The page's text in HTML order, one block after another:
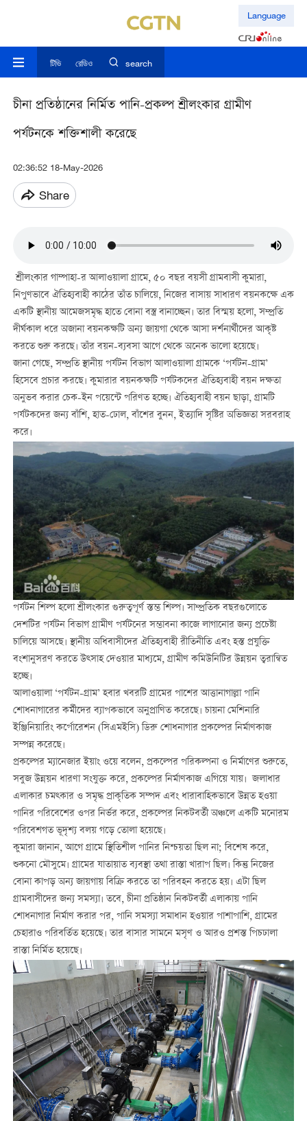
Language
টিভি রেডিও search
চীনা প্রতিষ্ঠানের নির্মিত পানি-প্রকল্প শ্রীলংকার গ্রামীণ
পর্যটনকে শক্তিশালী করেছে
02:36:52 18-May-2026
Share
শ্রীলংকার গাম্পাহা-র আলাওয়ালা গ্রামে, ৫০ বছর বয়সী গ্রামবাসী কুমারা,
নিপুণভাবে ঐতিহ্যবাহী কাঠের তাঁত চালিয়ে, নিজের বাসায় সাধারণ বয়নকক্ষে এক
একটি স্থানীয় আমেজসমৃদ্ধ হাতে বোনা বস্ত্র বানাচ্ছেন। তার বিস্ময় হলো, সম্প্রতি
দীর্ঘকাল ধরে অজানা বয়নকক্ষটি অন্য জায়গা থেকে আসা দর্শনার্থীদের আকৃষ্ট
করতে শুরু করছে। তাঁর বয়ন-ব্যবসা আগে থেকে অনেক ভালো হয়েছে।
জানা গেছে, সম্প্রতি স্থানীয় পর্যটন বিভাগ আলাওয়ালা গ্রামকে ‘পর্যটন-গ্রাম’
হিসেবে প্রচার করছে। কুমারার বয়নকক্ষটি পর্যটকদের ঐতিহ্যবাহী বয়ন দক্ষতা
অনুভব করার চেক-ইন পয়েন্টে পরিণত হচ্ছে। ঐতিহ্যবাহী বয়ন ছাড়া, গ্রামটি
পর্যটকদের জন্য বাঁশি, হাত-ঢোল, বাঁশের বুনন, ইত্যাদি সৃষ্টির অভিজ্ঞতা সরবরাহ
করে।
পর্যটন শিল্প হলো শ্রীলংকার গুরুত্বপূর্ণ স্তম্ভ শিল্প। সাম্প্রতিক বছরগুলোতে
দেশটির পর্যটন বিভাগ গ্রামীণ পর্যটনের সম্ভাবনা কাজে লাগানোর জন্য প্রচেষ্টা
চালিয়ে আসছে। স্থানীয় অধিবাসীদের ঐতিহ্যবাহী রীতিনীতি এবং হস্ত প্রযুক্তি
বংশানুসরণ করতে উত্সাহ দেওয়ার মাধ্যমে, গ্রামীণ কমিউনিটির উন্নয়ন ত্বরান্বিত
হচ্ছে।
আলাওয়ালা ‘পর্যটন-গ্রাম’ হবার খবরটি গ্রামের পাশের আত্তানাগাল্লা পানি
শোধনাগারের কর্মীদের ব্যাপকভাবে অনুপ্রাণিত করেছে। চায়না মেশিনারি
ইঞ্জিনিয়ারিং কর্পোরেশন (সিএমইসি) ডিরু শোধনাগার প্রকল্পের নির্মাণকাজ
সম্পন্ন করেছে।
প্রকল্পের ম্যানেজার ইয়াং ওয়ে বলেন, প্রকল্পের পরিকল্পনা ও নির্মাণের শুরুতে,
সবুজ উন্নয়ন ধারণা সংযুক্ত করে, প্রকল্পের নির্মাণকাজ এগিয়ে যায়। জলাধার
এলাকার চমত্কার ও সমৃদ্ধ প্রাকৃতিক সম্পদ এবং ধারাবাহিকভাবে উন্নত হওয়া
পানির পরিবেশের ওপর নির্ভর করে, প্রকল্পের নিকটবর্তী অঞ্চলে একটি মনোরম
পরিবেশগত ভূদৃশ্য বলয় গড়ে তোলা হয়েছে।
কুমারা জানান, আগে গ্রামে স্থিতিশীল পানির নিশ্চয়তা ছিল না; বিশেষ করে,
শুকনো মৌসুমে। গ্রামের যাতায়াত ব্যবস্থা তথা রাস্তা খারাপ ছিল। কিন্তু নিজের
বোনা কাপড় অন্য জায়গায় বিক্রি করতে তা পরিবহন করতে হয়। এটা ছিল
গ্রামবাসীদের জন্য সমস্যা। তবে, চীনা প্রতিষ্ঠান নিকটবর্তী এলাকায় পানি
শোধনাগার নির্মাণ করার পর, পানি সমস্যা সমাধান হওয়ার পাশাপাশি, গ্রামের
চেহারাও পরিবর্তিত হয়েছে। তার বাসার সামনে মসৃণ ও আরও প্রশস্ত পিচঢালা
রাস্তা নির্মিত হয়েছে।